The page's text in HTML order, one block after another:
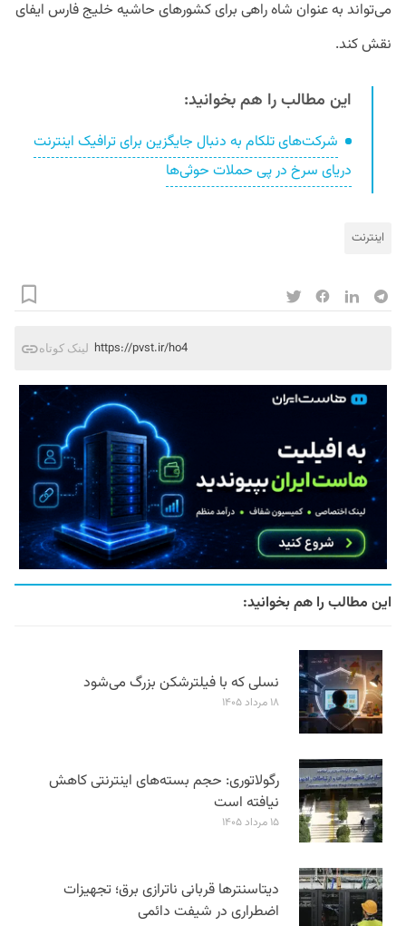
می‌تواند به عنوان شاه راهی برای کشور‌های حاشیه خلیج فارس ایفای
نقش کند.
این مطالب را هم بخوانید:
شرکت‌های تلکام به دنبال جایگزین برای ترافیک اینترنت
دریای سرخ در پی حملات حوثی‌ها
اینترنت
لینک کوتاه https://pvst.ir/ho4
این مطالب را هم بخوانید:
نسلی که با فیلترشکن بزرگ می‌شود
۱۸ مرداد ۱۴۰۵
رگولاتوری: حجم بسته‌های اینترنتی کاهش
نیافته است
۱۵ مرداد ۱۴۰۵
دیتاسنترها قربانی ناترازی برق؛ تجهیزات
اضطراری در شیفت دائمی